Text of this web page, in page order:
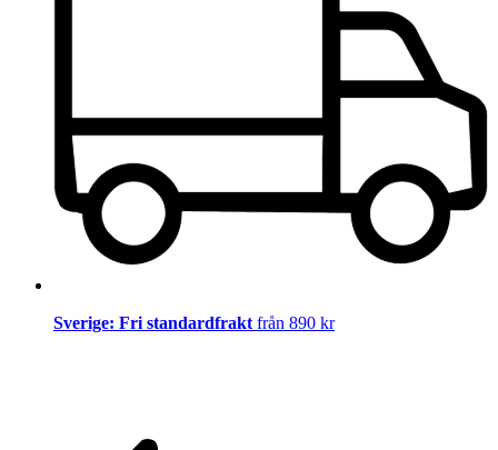
Sverige: Fri standardfrakt från 890 kr